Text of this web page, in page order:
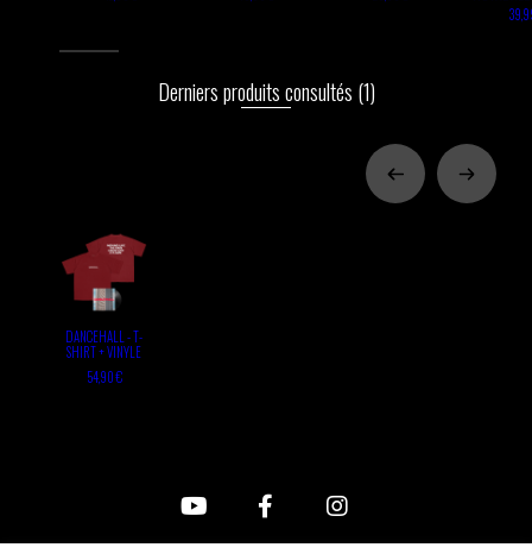
Derniers produits consultés (1)
DANCEHALL - T-
SHIRT + VINYLE
54,90 €